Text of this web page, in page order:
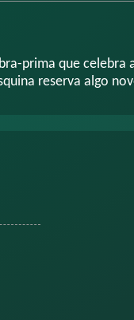
prima que celebra
reserva algo